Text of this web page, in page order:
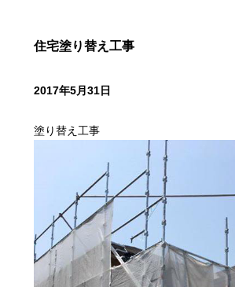
住宅塗り替え工事
2017年5月31日
塗り替え工事